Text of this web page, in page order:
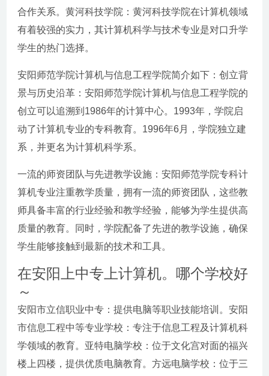
合作关系。黄河科技学院：黄河科技学院在计算机领域
有着较强的实力，其计算机科学与技术专业是对口升学
学生的热门选择。
安阳师范学院计算机与信息工程学院简介如下：创立背
景与历史沿革：安阳师范学院计算机与信息工程学院的
创立可以追溯到1986年的计算中心。1993年，学院启
动了计算机专业的专科教育。1996年6月，学院独立建
系，并更名为计算机科学系。
一流的师资团队与先进教学设施：安阳师范学院专科计
算机专业注重教学质量，拥有一流的师资团队，这些教
师具备丰富的行业经验和教学经验，能够为学生提供高
质量的教育。同时，学院配备了先进的教学设施，确保
学生能够接触到最新的技术和工具。
在安阳上中专上计算机。哪个学校好
～
安阳市立信职业中专：提供电脑等职业技能培训。安阳
市信息工程中等专业学校：专注于信息工程及计算机科
学领域的教育。亚特电脑学校：位于文化宫对面的福兴
楼上四楼，提供优质电脑教育。方远电脑学校：位于三